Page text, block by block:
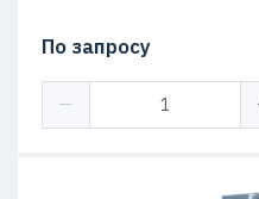
По запросу